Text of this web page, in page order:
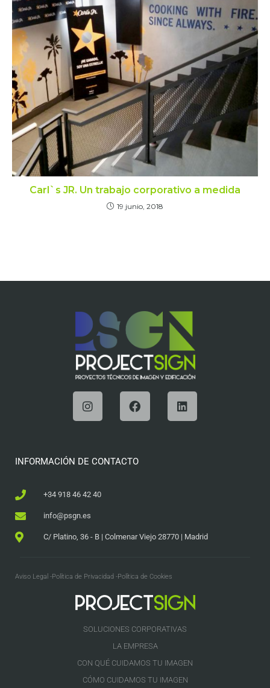
Carl`s JR. Un trabajo corporativo a medida
19 junio, 2018
INFORMACIÓN DE CONTACTO
+34 918 46 42 40
info@psgn.es
C/ Platino, 36 - B | Colmenar Viejo 28770 | Madrid
Aviso Legal -Política de Privacidad -Política de Cookies
SOLUCIONES CORPORATIVAS
LA EMPRESA
CON QUÉ CUIDAMOS TU IMAGEN
CÓMO CUIDAMOS TU IMAGEN